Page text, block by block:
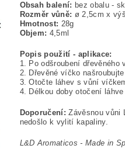
Obsah balení: bez obalu -
Rozměr vůně: ø 2,5cm x
Hmotnost: 28g
Objem: 4,5ml
Popis použití - aplikace:
1. Po odšroubení
2. Dřevěné víčko
3. Otočte láhev s vůní
4. Délkou doby otočení
Doporučení:Závěsnou vůni
nedošlo k vylití kapaliny.
L&D Aromaticos - Made in